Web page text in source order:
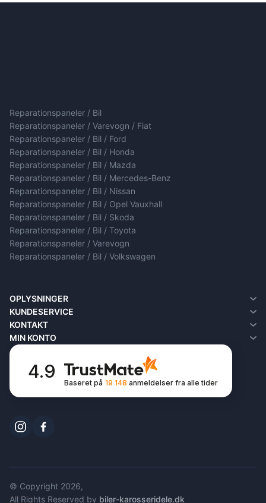
Reparationspaneler / Bil
Reparationspaneler / Varevogn / Fiat
Reparationspaneler / Bil / Ford
Reparationspaneler / Bil / Honda
Reparationspaneler / Bil / Mazda
Reparationspaneler / Bil / Mercedes-Benz
Reparationspaneler / Bil / Nissan
Reparationspaneler / Bil / Opel Vauxhall
Reparationspaneler / Bil / Skoda
Reparationspaneler / Bil / Toyota
Reparationspaneler / Varevogn
Reparationspaneler / Bil / Volkswagen
OPLYSNINGER
Om Os
Om levering
Fortrolighedspolitik
Vilkår og betingelser
KUNDESERVICE
Kontakt
Returneringer
Butikskort
KONTAKT
MIN KONTO
Min konto
Oversigt over ordrer
Ønskeliste
Nyhedsbrev
4.9
Baseret på 19 148 anmeldelserfra alle tider
© Copyright 2026,
All Rights Reserved by biler-karosseridele.dk